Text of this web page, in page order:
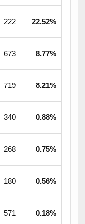
222 22.52%
673 8.77%
719 8.21%
340 0.88%
268 0.75%
180 0.56%
571 0.18%